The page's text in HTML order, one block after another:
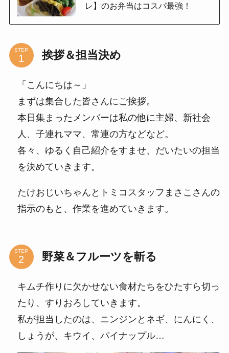
レ】のお弁当はコスパ最強！
STEP 挨拶＆担当決め
「こんにちは～」
まずは集合した皆さんにご挨拶。
本日集まったメンバーは私の他に主婦、新社会
人、子連れママ、常連の方などなど。
各々、ゆるく自己紹介をすませ、だいたいの担当
を決めていきます。
たけおじいちゃんとトミコスタッフまさこさんの
指示のもと、作業を進めていきます。
STEP 野菜＆フルーツを斬る
キムチ作りに欠かせない食材たちをひたすら切っ
たり、すりおろしていきます。
私が担当したのは、ニンジンとネギ、にんにく、
しょうが、キウイ、パイナップル…